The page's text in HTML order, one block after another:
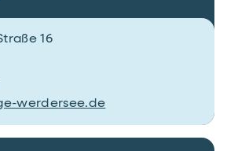
16
werdersee.de